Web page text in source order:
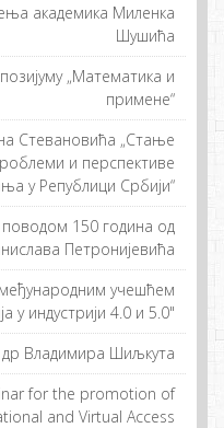
академика Миленка
Шушића
„Математика и
примене“
Стевановића „Стање
и перспективе
у Републици Србији“
150 година од
Петронијевића
учeшћeм
у индустриjи 4.0 и 5.0"
Владимира Шиљкута
for the promotion of
and Virtual Access